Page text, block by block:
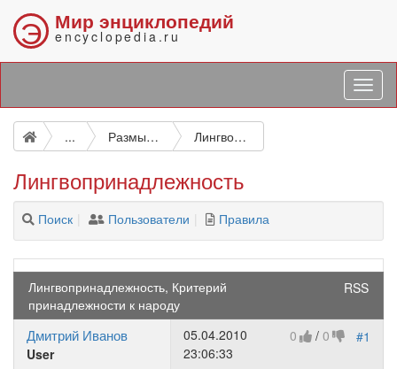
Э Мир энциклопедий
encyclopedia.ru
... Размышления Лингвопринадлежность
Лингвопринадлежность
Поиск Пользователи Правила
RSS
Лингвопринадлежность, Критерий
принадлежности к народу
Дмитрий Иванов
User
#1
0 / 0
05.04.2010
23:06:33